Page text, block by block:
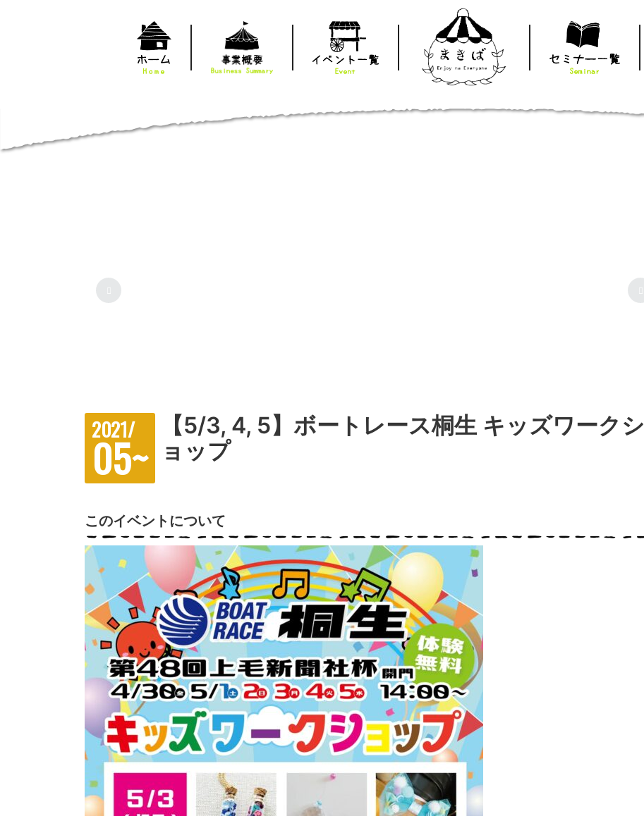
2021/
05~
【5/3, 4, 5】ボートレース桐生 キッズワークシ
ョップ
このイベントについて